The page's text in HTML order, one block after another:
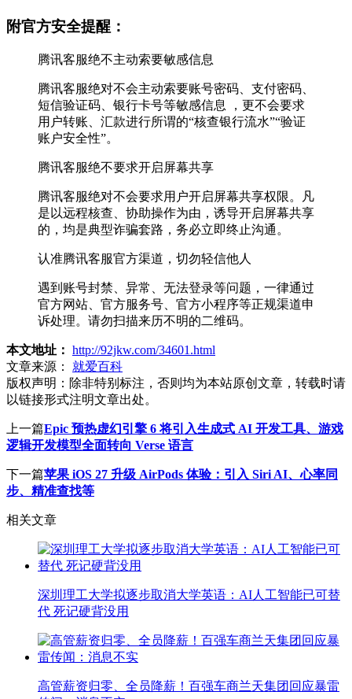
附官方安全提醒：
腾讯客服绝不主动索要敏感信息
腾讯客服绝对不会主动索要账号密码、支付密码、
短信验证码、银行卡号等敏感信息⁠ ，更不会要求
用户转账、汇款进行所谓的“核查银行流水”“验证
账户安全性”。
腾讯客服绝不要求开启屏幕共享
腾讯客服绝对不会要求用户开启屏幕共享权限。凡
是以远程核查、协助操作为由，诱导开启屏幕共享
的，均是典型诈骗套路，务必立即终止沟通。
认准腾讯客服官方渠道，切勿轻信他人
遇到账号封禁、异常、无法登录等问题，一律通过
官方网站、官方服务号、官方小程序等正规渠道申
诉处理。请勿扫描来历不明的二维码。
本文地址： http://92jkw.com/34601.html
文章来源：
就爱百科
版权声明： 除非特别标注，否则均为本站原创文章，转载时请
以链接形式注明文章出处。
上一篇Epic 预热虚幻引擎 6 将引入生成式 AI 开发工具、游戏
逻辑开发模型全面转向 Verse 语言
下一篇苹果 iOS 27 升级 AirPods 体验：引入 Siri AI、心率同
步、精准查找等
相关文章
深圳理工大学拟逐步取消大学英语：AI人工智能已可替
代 死记硬背没用
高管薪资归零、全员降薪！百强车商兰天集团回应暴雷